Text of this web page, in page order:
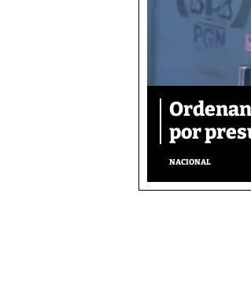
por
NACIONAL